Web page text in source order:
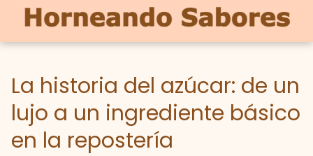
La historia del azúcar: de un
lujo a un ingrediente básico
en la repostería